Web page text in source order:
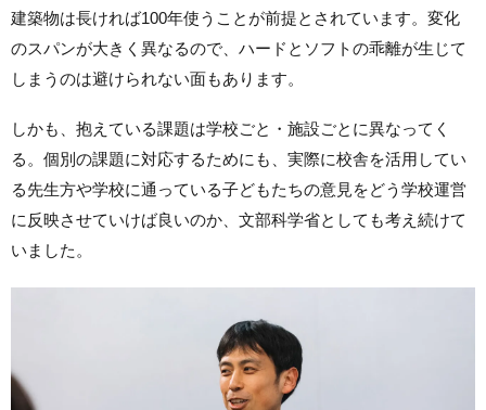
建築物は長ければ100年使うことが前提とされています。変化
のスパンが大きく異なるので、ハードとソフトの乖離が生じて
しまうのは避けられない面もあります。
しかも、抱えている課題は学校ごと・施設ごとに異なってく
る。個別の課題に対応するためにも、実際に校舎を活用してい
る先生方や学校に通っている子どもたちの意見をどう学校運営
に反映させていけば良いのか、文部科学省としても考え続けて
いました。